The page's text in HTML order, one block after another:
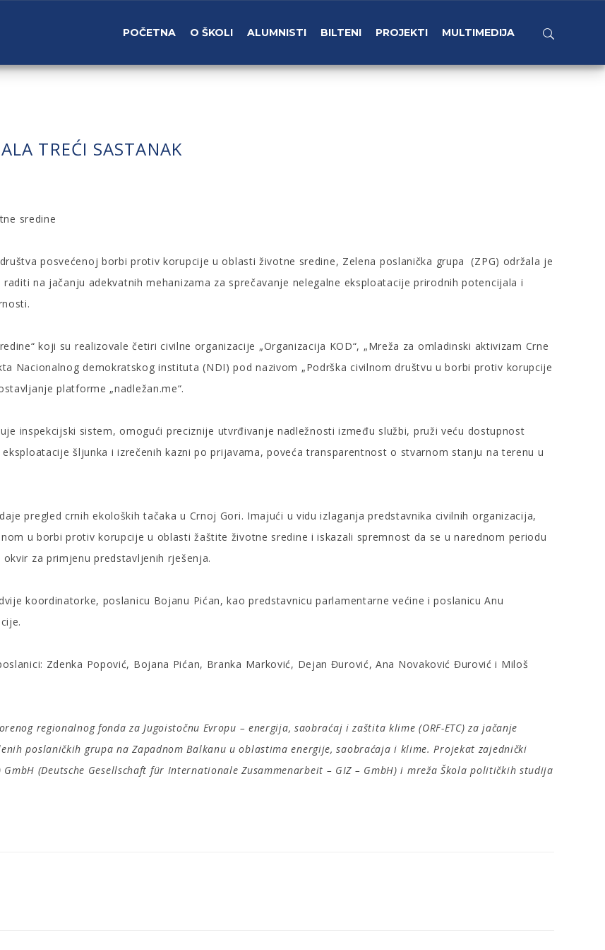
POČETNA O ŠKOLI ALUMNISTI BILTENI PROJEKTI MULTIMEDIJA
TREĆI SASTANAK
sredine
posvećenoj borbi protiv korupcije u oblasti životne sredine, Zelena poslanička grupa (ZPG) održala je
na jačanju adekvatnih mehanizama za sprečavanje nelegalne eksploatacije prirodnih potencijala i
koji su realizovale četiri civilne organizacije „Organizacija KOD“, „Mreža za omladinski aktivizam Crne
Nacionalnog demokratskog instituta (NDI) pod nazivom „Podrška civilnom društvu u borbi protiv korupcije
platforme „nadležan.me“.
inspekcijski sistem, omogući preciznije utvrđivanje nadležnosti između službi, pruži veću dostupnost
šljunka i izrečenih kazni po prijavama, poveća transparentnost o stvarnom stanju na terenu u
pregled crnih ekoloških tačaka u Crnoj Gori. Imajući u vidu izlaganja predstavnika civilnih organizacija,
u borbi protiv korupcije u oblasti žaštite životne sredine i iskazali spremnost da se u narednom periodu
za primjenu predstavljenih rješenja.
koordinatorke, poslanicu Bojanu Pićan, kao predstavnicu parlamentarne većine i poslanicu Anu
Zdenka Popović, Bojana Pićan, Branka Marković, Dejan Đurović, Ana Novaković Đurović i Miloš
regionalnog fonda za Jugoistočnu Evropu – energija, saobraćaj i zaštita klime (ORF-ETC) za jačanje
poslaničkih grupa na Zapadnom Balkanu u oblastima energije, saobraćaja i klime. Projekat zajednički
(Deutsche Gesellschaft für Internationale Zusammenarbeit – GIZ – GmbH) i mreža Škola političkih studija